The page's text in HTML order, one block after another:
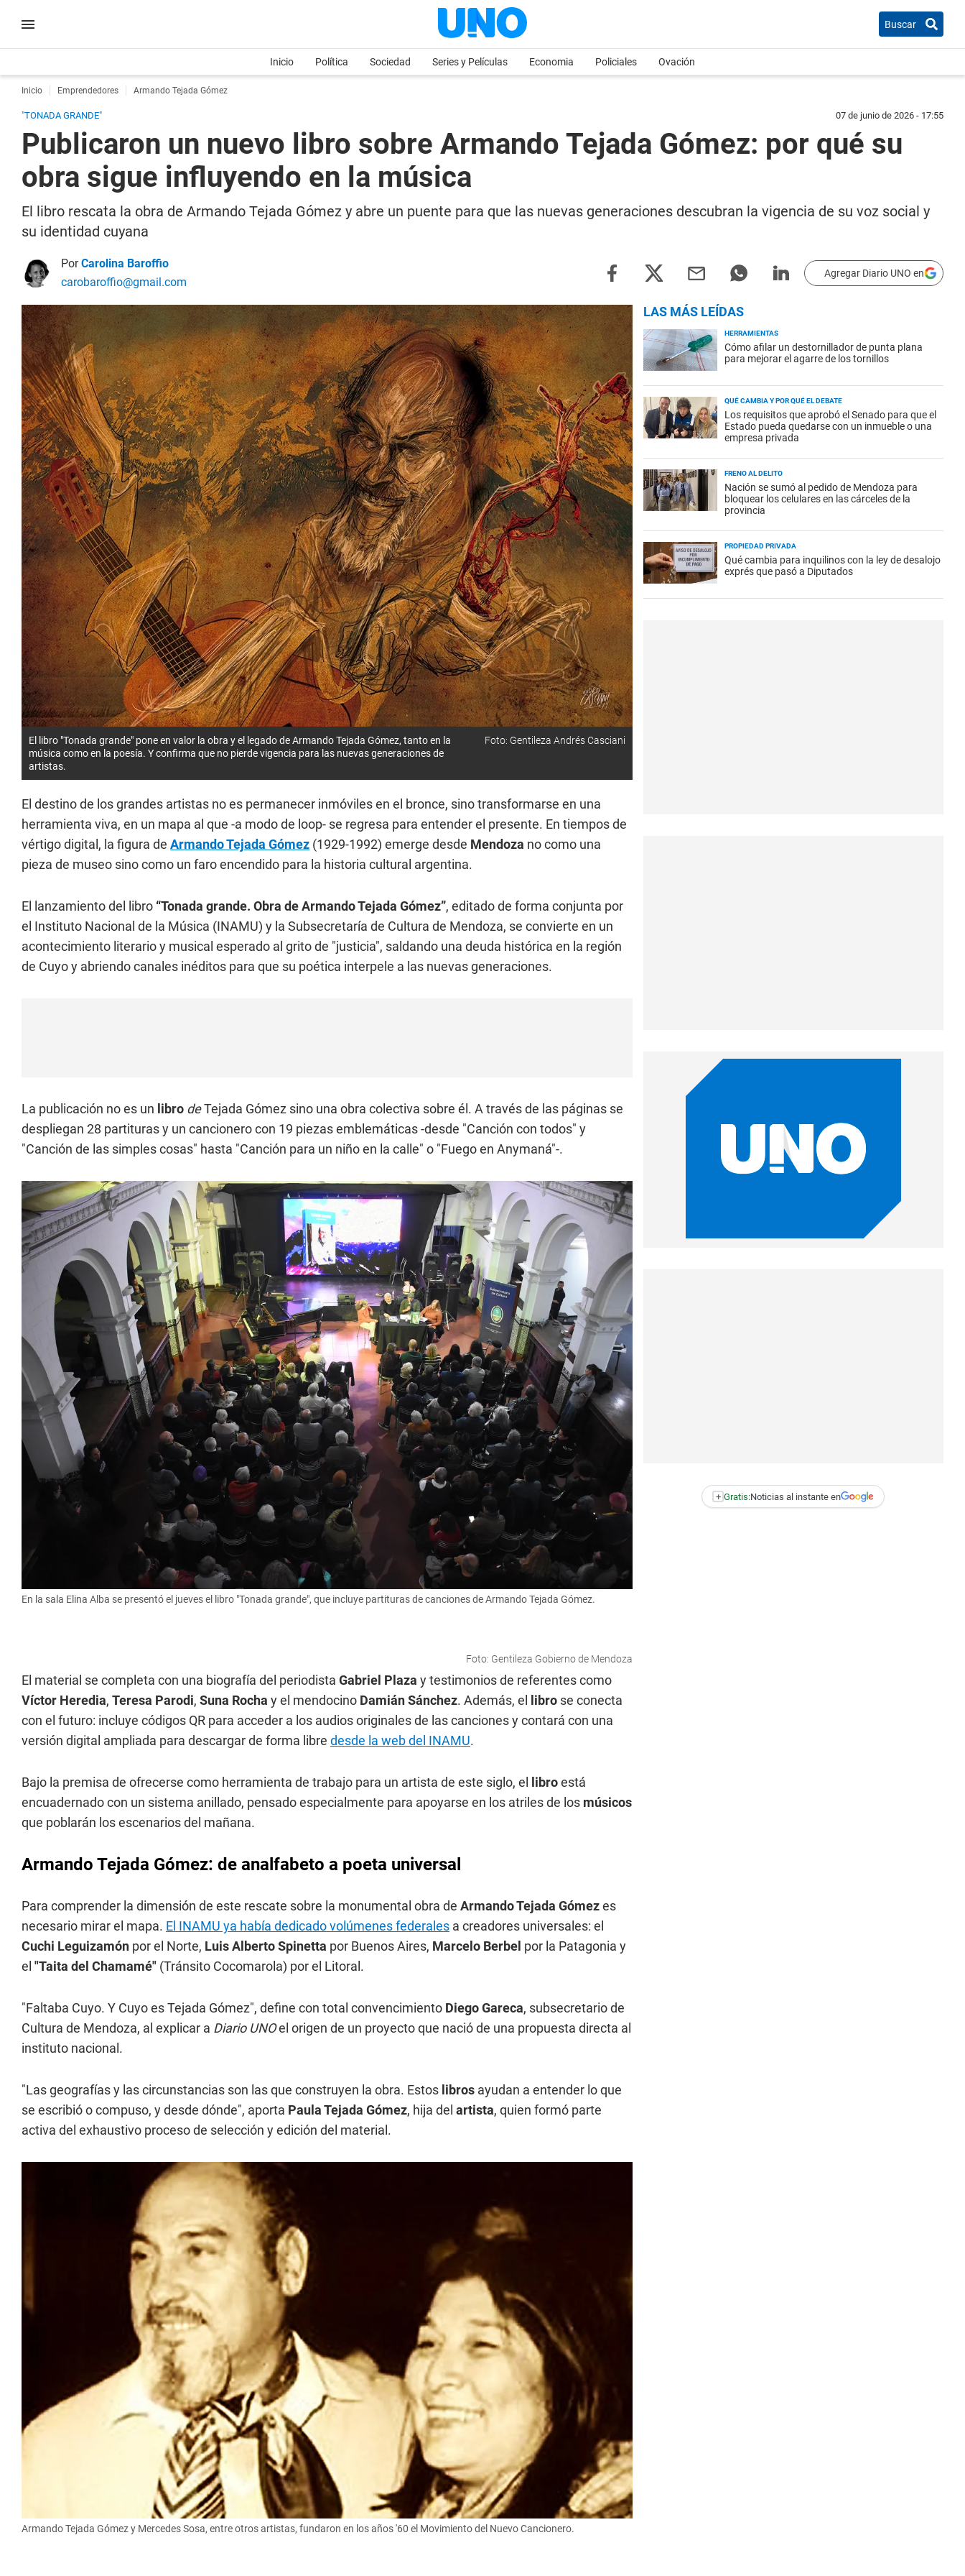
Buscar
Inicio Política Sociedad Series y Películas Economia Policiales Ovación
Inicio Emprendedores Armando Tejada Gómez
"TONADA GRANDE" 07 de junio de 2026 - 17:55
Publicaron un nuevo libro sobre Armando Tejada Gómez: por qué su
obra sigue influyendo en la música
El libro rescata la obra de Armando Tejada Gómez y abre un puente para que las nuevas generaciones descubran la vigencia de su voz social y
su identidad cuyana
PorCarolina Baroffio
carobaroffio@gmail.com
Agregar Diario UNO en
El libro "Tonada grande" pone en valor la obra y el legado de Armando Tejada Gómez, tanto en la
música como en la poesía. Y confirma que no pierde vigencia para las nuevas generaciones de
artistas.
Foto: Gentileza Andrés Casciani
El destino de los grandes artistas no es permanecer inmóviles en el bronce, sino transformarse en una
herramienta viva, en un mapa al que -a modo de loop- se regresa para entender el presente. En tiempos de
vértigo digital, la figura de Armando Tejada Gómez (1929-1992) emerge desde Mendoza no como una
pieza de museo sino como un faro encendido para la historia cultural argentina.
El lanzamiento del libro “Tonada grande. Obra de Armando Tejada Gómez”, editado de forma conjunta por
el Instituto Nacional de la Música (INAMU) y la Subsecretaría de Cultura de Mendoza, se convierte en un
acontecimiento literario y musical esperado al grito de "justicia", saldando una deuda histórica en la región
de Cuyo y abriendo canales inéditos para que su poética interpele a las nuevas generaciones.
La publicación no es un libro deTejada Gómez sino una obra colectiva sobre él. A través de las páginas se
despliegan 28 partituras y un cancionero con 19 piezas emblemáticas -desde "Canción con todos" y
"Canción de las simples cosas" hasta "Canción para un niño en la calle" o "Fuego en Anymaná"-.
En la sala Elina Alba se presentó el jueves el libro "Tonada grande", que incluye partituras de canciones de Armando Tejada Gómez.
Foto: Gentileza Gobierno de Mendoza
El material se completa con una biografía del periodista Gabriel Plaza y testimonios de referentes como
Víctor Heredia, Teresa Parodi, Suna Rocha y el mendocino Damián Sánchez. Además, el libro se conecta
con el futuro: incluye códigos QR para acceder a los audios originales de las canciones y contará con una
versión digital ampliada para descargar de forma libre desde la web del INAMU.
Bajo la premisa de ofrecerse como herramienta de trabajo para un artista de este siglo, el libroestá
encuadernado con un sistema anillado, pensado especialmente para apoyarse en los atriles de los músicos
que poblarán los escenarios del mañana.
Armando Tejada Gómez: de analfabeto a poeta universal
Para comprender la dimensión de este rescate sobre la monumental obra de Armando Tejada Gómezes
necesario mirar el mapa. El INAMU ya había dedicado volúmenes federales a creadores universales: el
Cuchi Leguizamón por el Norte, Luis Alberto Spinetta por Buenos Aires, Marcelo Berbel por la Patagonia y
el "Taita del Chamamé" (Tránsito Cocomarola) por el Litoral.
"Faltaba Cuyo. Y Cuyo es Tejada Gómez", define con total convencimiento Diego Gareca, subsecretario de
Cultura de Mendoza, al explicar a Diario UNOel origen de un proyecto que nació de una propuesta directa al
instituto nacional.
"Las geografías y las circunstancias son las que construyen la obra. Estos libros ayudan a entender lo que
se escribió o compuso, y desde dónde", aporta Paula Tejada Gómez, hija del artista, quien formó parte
activa del exhaustivo proceso de selección y edición del material.
Armando Tejada Gómez y Mercedes Sosa, entre otros artistas, fundaron en los años '60 el Movimiento del Nuevo Cancionero.
LAS MÁS LEÍDAS
HERRAMIENTAS
Cómo afilar un destornillador de punta plana
para mejorar el agarre de los tornillos
QUÉ CAMBIA Y POR QUÉ EL DEBATE
Los requisitos que aprobó el Senado para que el
Estado pueda quedarse con un inmueble o una
empresa privada
FRENO AL DELITO
Nación se sumó al pedido de Mendoza para
bloquear los celulares en las cárceles de la
provincia
PROPIEDAD PRIVADA
Qué cambia para inquilinos con la ley de desalojo
exprés que pasó a Diputados
+ Gratis:Noticias al instante en